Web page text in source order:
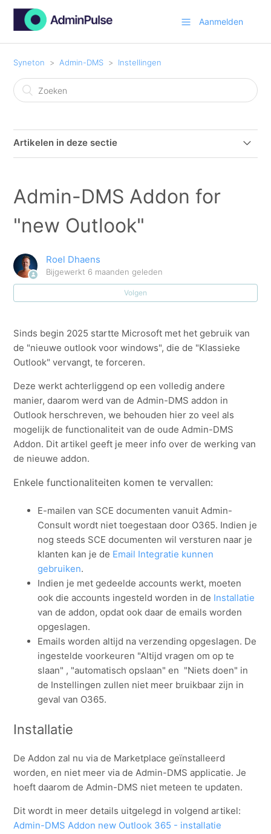
Aanmelden
Syneton Admin-DMS Instellingen
Artikelen in deze sectie
Admin-DMS Addon new Outlook 365 - installatie
Admin-DMS office Addon Activeren en Configureren
Hoe kan ik de instellingen van Admin-DMS wijzigen?
Sleutelwoorden koppelen aan categorieën in Admin-
Een administrator kan in Admin-DMS instellen welke
gebruiker welke schermen mag zien.
Categorieën in Admin-DMS
Hoe geeft Admin-DMS de relatielijst, projectenlijst,
medewerkerslijst, externe adressen of eigen bedrijven
weer?
Add-on Admin-DMS staat niet actief in de office
pakketten.
To do aanmaken bij bewaren van e-mail
Zie meer
Admin-DMS Addon for
"new Outlook"
Roel Dhaens
Bijgewerkt 6 maanden geleden
Volgen
Sinds begin 2025 startte Microsoft met het gebruik van
de "nieuwe outlook voor windows", die de "Klassieke
Outlook" vervangt, te forceren.
Deze werkt achterliggend op een volledig andere
manier, daarom werd van de Admin-DMS addon in
Outlook herschreven, we behouden hier zo veel als
mogelijk de functionaliteit van de oude Admin-DMS
Addon. Dit artikel geeft je meer info over de werking van
de nieuwe addon.
Enkele functionaliteiten komen te vervallen:
E-mailen van SCE documenten vanuit Admin-
Consult wordt niet toegestaan door O365. Indien je
nog steeds SCE documenten wil versturen naar je
klanten kan je de Email Integratie kunnen
gebruiken.
Indien je met gedeelde accounts werkt, moeten
ook die accounts ingesteld worden in de Installatie
van de addon, opdat ook daar de emails worden
opgeslagen.
Emails worden altijd na verzending opgeslagen. De
ingestelde voorkeuren "Altijd vragen om op te
slaan" , "automatisch opslaan" en "Niets doen" in
de Instellingen zullen niet meer bruikbaar zijn in
geval van O365.
Installatie
De Addon zal nu via de Marketplace geïnstalleerd
worden, en niet meer via de Admin-DMS applicatie. Je
hoeft daarom de Admin-DMS niet meteen te updaten.
Dit wordt in meer details uitgelegd in volgend artikel:
Admin-DMS Addon new Outlook 365 - installatie